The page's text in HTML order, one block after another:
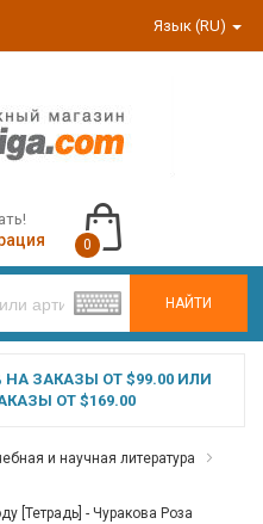
Язык (RU)
НАЙТИ
0
ЗАКАЗЫ ОТ $99.00 ИЛИ
ОТ $169.00
и научная литература
[Тетрадь] - Чуракова Роза